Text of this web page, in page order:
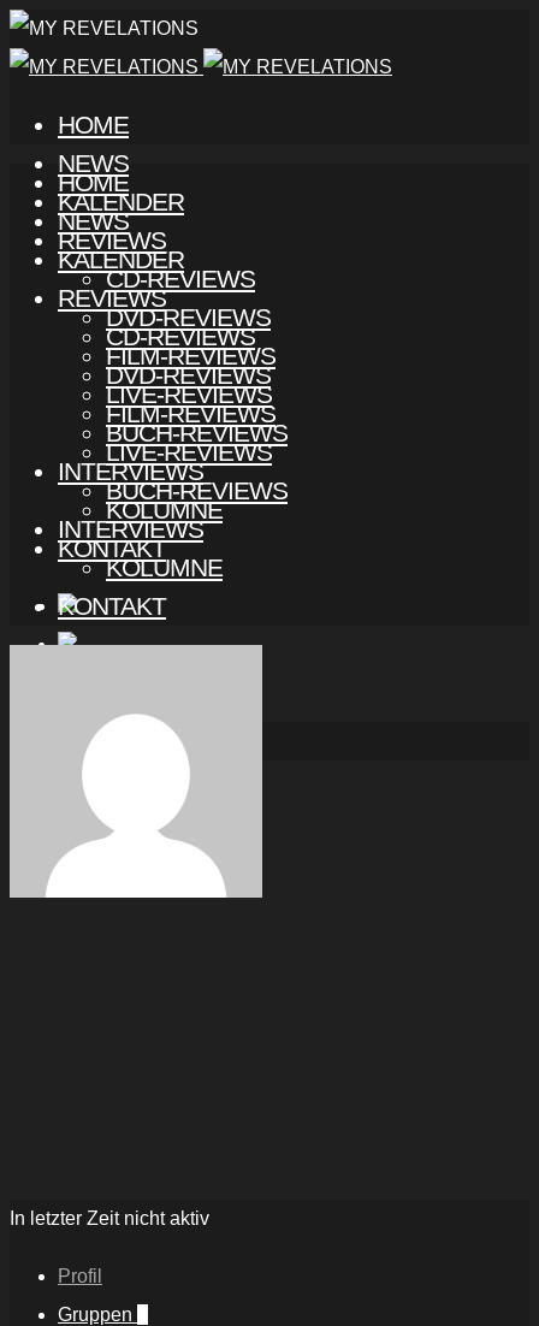
HOME
NEWS
KALENDER
REVIEWS
CD-REVIEWS
DVD-REVIEWS
FILM-REVIEWS
LIVE-REVIEWS
BUCH-REVIEWS
INTERVIEWS
KOLUMNE
KONTAKT
HOME
NEWS
KALENDER
REVIEWS
CD-REVIEWS
DVD-REVIEWS
FILM-REVIEWS
LIVE-REVIEWS
BUCH-REVIEWS
INTERVIEWS
KOLUMNE
KONTAKT
In letzter Zeit nicht aktiv
Profil
Gruppen